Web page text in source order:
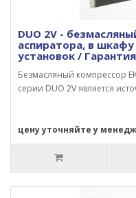
DUO 2V -
аспиратора, в
установок /
Безмасляный компрессор
серии DUO 2V является
цену уточняйте у